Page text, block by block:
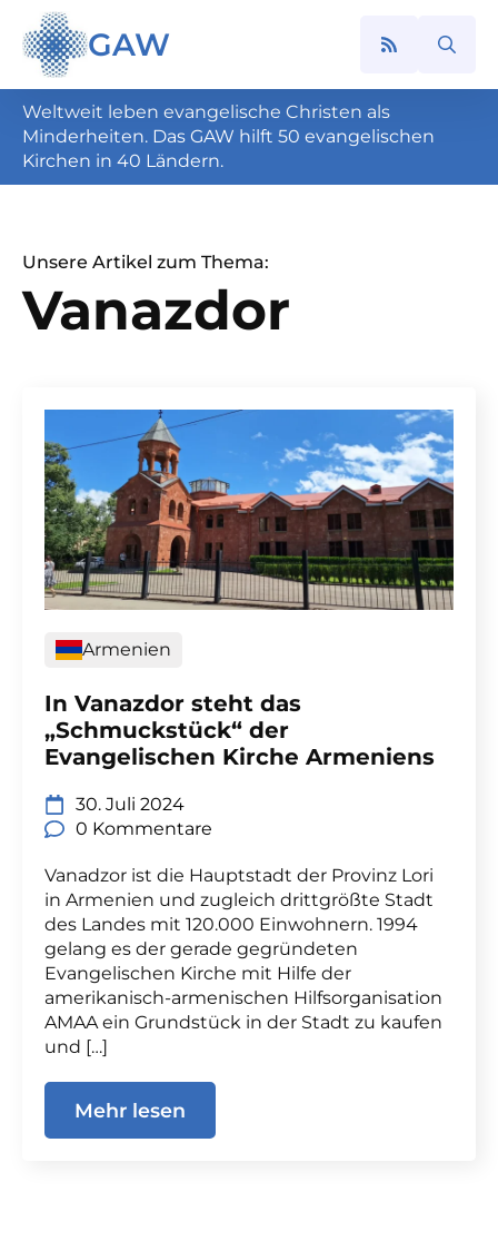
GAW
Search
Weltweit leben evangelische Christen als
Minderheiten. Das GAW hilft 50 evangelischen
Kirchen in 40 Ländern.
Unsere Artikel zum Thema:
Vanazdor
Armenien
In Vanazdor steht das
„Schmuckstück“ der
Evangelischen Kirche Armeniens
30. Juli 2024
0 Kommentare
Vanadzor ist die Hauptstadt der Provinz Lori
in Armenien und zugleich drittgrößte Stadt
des Landes mit 120.000 Einwohnern. 1994
gelang es der gerade gegründeten
Evangelischen Kirche mit Hilfe der
amerikanisch-armenischen Hilfsorganisation
AMAA ein Grundstück in der Stadt zu kaufen
und […]
Mehr lesen